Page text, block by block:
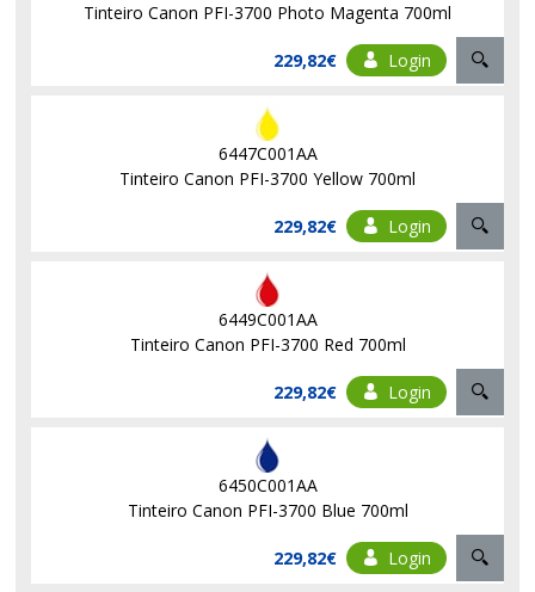
Tinteiro Canon PFI-3700 Photo Magenta 700ml
229,82€ Login
6447C001AA
Tinteiro Canon PFI-3700 Yellow 700ml
229,82€ Login
6449C001AA
Tinteiro Canon PFI-3700 Red 700ml
229,82€ Login
6450C001AA
Tinteiro Canon PFI-3700 Blue 700ml
229,82€ Login